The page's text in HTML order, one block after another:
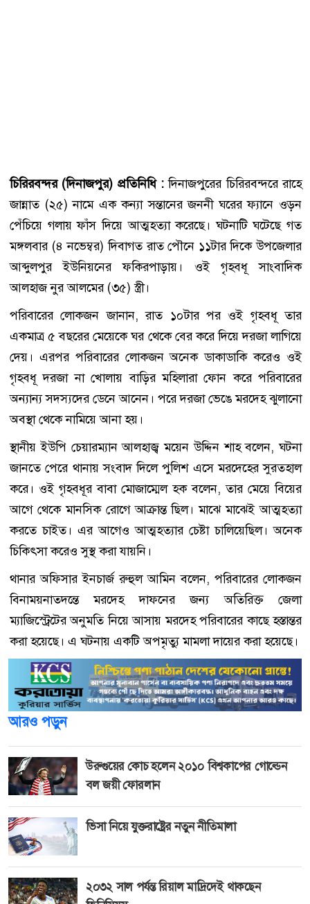
চিরিরবন্দর (দিনাজপুর) প্রতিনিধি :দিনাজপুরের চিরিরবন্দরে রাহে
জান্নাত (২৫) নামে এক কন্যা সন্তানের জননী ঘরের ফ্যানে ওড়ন
পেঁচিয়ে গলায় ফাঁস দিয়ে আত্মহত্যা করেছে। ঘটনাটি ঘটেছে গত
মঙ্গলবার (৪ নভেম্বর) দিবাগত রাত পৌনে ১১টার দিকে উপজেলার
আব্দুলপুর ইউনিয়নের ফকিরপাড়ায়। ওই গৃহবধূ সাংবাদিক
আলহাজ নুর আলমের (৩৫) স্ত্রী।
পরিবারের লোকজন জানান, রাত ১০টার পর ওই গৃহবধূ তার
একমাত্র ৫ বছরের মেয়েকে ঘর থেকে বের করে দিয়ে দরজা লাগিয়ে
দেয়। এরপর পরিবারের লোকজন অনেক ডাকাডাকি করেও ওই
গৃহবধূ দরজা না খোলায় বাড়ির মহিলারা ফোন করে পরিবারের
অন্যান্য সদস্যদের ডেনে আনেন। পরে দরজা ভেঙে মরদেহ ঝুলানো
অবস্থা থেকে নামিয়ে আনা হয়।
স্থানীয় ইউপি চেয়ারম্যান আলহাজ্ব ময়েন উদ্দিন শাহ বলেন, ঘটনা
জানতে পেরে থানায় সংবাদ দিলে পুলিশ এসে মরদেহের সুরতহাল
করে। ওই গৃহবধূর বাবা মোজাম্মেল হক বলেন, তার মেয়ে বিয়ের
আগে থেকে মানসিক রোগে আক্রান্ত ছিল। মাঝে মাঝেই আত্মহত্যা
করতে চাইত। এর আগেও আত্মহত্যার চেষ্টা চালিয়েছিল। অনেক
চিকিৎসা করেও সুস্থ করা যায়নি।
থানার অফিসার ইনচার্জ রুহুল আমিন বলেন, পরিবারের লোকজন
বিনাময়নাতদন্তে মরদেহ দাফনের জন্য অতিরিক্ত জেলা
ম্যাজিস্ট্রেটের অনুমতি নিয়ে আসায় মরদেহ পরিবারের কাছে হস্তান্তর
করা হয়েছে। এ ঘটনায় একটি অপমৃত্যু মামলা দায়ের করা হয়েছে।
আরও পড়ুন
উরুগুয়ের কোচ হলেন ২০১০ বিশ্বকাপের গোল্ডেন
বল জয়ী ফোরলান
ভিসা নিয়ে যুক্তরাষ্ট্রের নতুন নীতিমালা
২০৩২ সাল পর্যন্ত রিয়াল মাদ্রিদেই থাকছেন